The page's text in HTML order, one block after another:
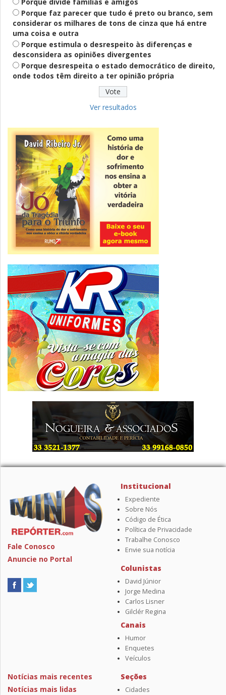
Definido
PT lança Patrus Ananias como candidato
ao governo de Minas Gerais
Fies: pré-selecionados têm até terça
para complementar informações
Novidade
CNPJ alfanumérico começa a ser emitido
nesta sexta
ver todas »
Porque faz parecer que tudo é preto ou branco, sem
considerar os milhares de tons de cinza que há entre
uma coisa e outra
Porque estimula o desrespeito às diferenças e
desconsidera as opiniões divergentes
Porque desrespeita o estado democrático de direito,
onde todos têm direito a ter opinião própria
Ver resultados
Fale Conosco
Anuncie no Portal
Institucional
Expediente
Sobre Nós
Código de Ética
Política de Privacidade
Trabalhe Conosco
Envie sua notícia
Colunistas
David Júnior
Jorge Medina
Carlos Lisner
Gilclér Regina
Canais
Humor
Enquetes
Veículos
Notícias mais recentes
Notícias mais lidas
Seções
Cidades